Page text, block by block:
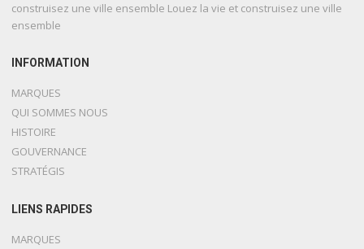
construisez une ville ensemble Louez la vie et construisez une ville
ensemble
INFORMATION
MARQUES
QUI SOMMES NOUS
HISTOIRE
GOUVERNANCE
STRATÉGIS
LIENS RAPIDES
MARQUES